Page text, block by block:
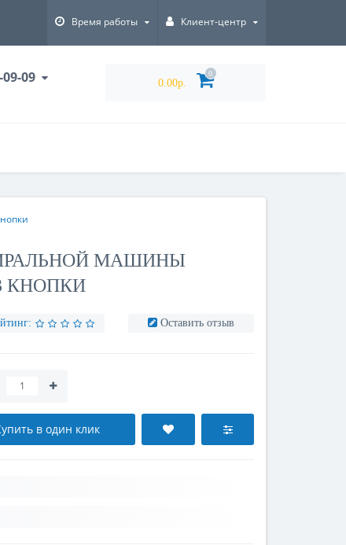
Время работы Клиент-центр
09 0.00р.
0
МАШИНЫ
КНОПКИ
Оставить отзыв
в один клик